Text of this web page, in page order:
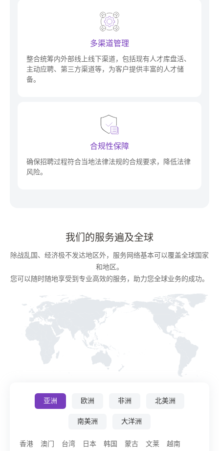
多渠道管理
整合统筹内外部线上线下渠道，包括现有人才库盘活、
主动应聘、第三方渠道等，为客户提供丰富的人才储
备。
合规性保障
确保招聘过程符合当地法律法规的合规要求，降低法律
风险。
我们的服务遍及全球
除战乱国、经济极不发达地区外，服务网络基本可以覆盖全球国家
和地区。
您可以随时随地享受到专业高效的服务，助力您全球业务的成功。
亚洲 欧洲 非洲 北美洲
南美洲 大洋洲
香港 澳门 台湾 日本 韩国 蒙古 文莱
越南